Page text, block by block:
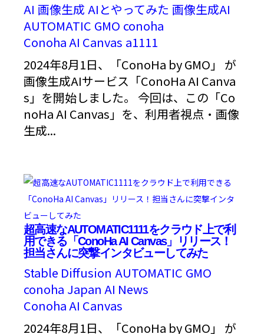
AI 画像生成 AIとやってみた 画像生成AI
AUTOMATIC GMO conoha
Conoha AI Canvas a1111
2024年8月1日、「ConoHa by GMO」 が
画像生成AIサービス「ConoHa AI Canva
s」を開始しました。 今回は、この「Co
noHa AI Canvas」を、利用者視点・画像
生成...
超高速なAUTOMATIC1111をクラウド上で利
用できる「ConoHa AI Canvas」リリース！
担当さんに突撃インタビューしてみた
Stable Diffusion AUTOMATIC GMO
conoha Japan AI News
Conoha AI Canvas
2024年8月1日、「ConoHa by GMO」 が